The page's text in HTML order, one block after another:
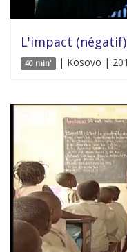
L'impact
40 min' | Kosovo |